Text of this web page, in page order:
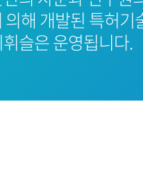
해 개발된 특허기
슬은 운영됩니다.